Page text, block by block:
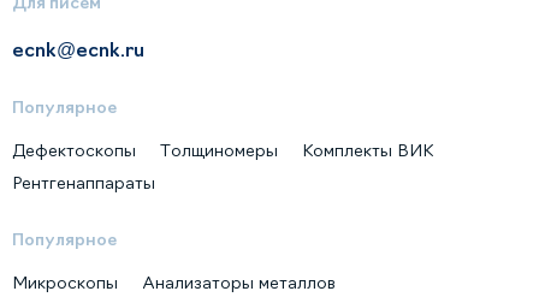
ecnk@ecnk.ru
Популярное
Дефектоскопы Толщиномеры
Комплекты ВИК
Рентгенаппараты
Популярное
Микроскопы
Анализаторы металлов